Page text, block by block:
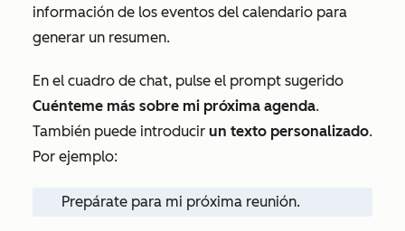
información de los eventos del calendario para
generar un resumen.
En el cuadro de chat, pulse el prompt sugerido
Cuénteme más sobre mi próxima agenda.
También puede introducir un texto personalizado.
Por ejemplo:
Prepárate para mi próxima reunión.